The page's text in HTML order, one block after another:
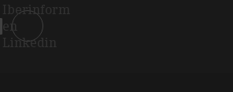
Iberinform
en
Linkedin